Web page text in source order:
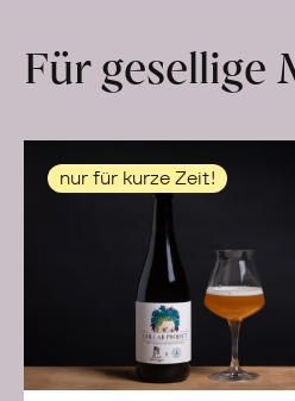
Hof
erfahren
Für gesellige
nur für kurze Zeit!